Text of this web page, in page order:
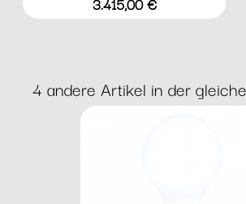
4 andere Artikel in der